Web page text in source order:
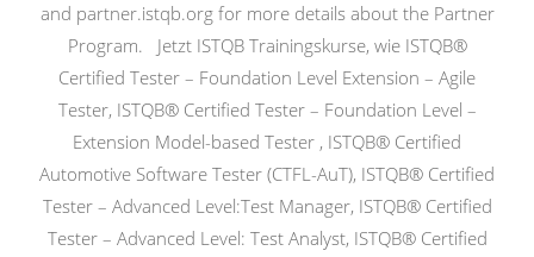
and partner.istqb.org for more details about the Partner
Program. Jetzt ISTQB Trainingskurse, wie ISTQB®
Certified Tester – Foundation Level Extension – Agile
Tester, ISTQB® Certified Tester – Foundation Level –
Extension Model-based Tester , ISTQB® Certified
Automotive Software Tester (CTFL-AuT), ISTQB® Certified
Tester – Advanced Level:Test Manager, ISTQB® Certified
Tester – Advanced Level: Test Analyst, ISTQB® Certified